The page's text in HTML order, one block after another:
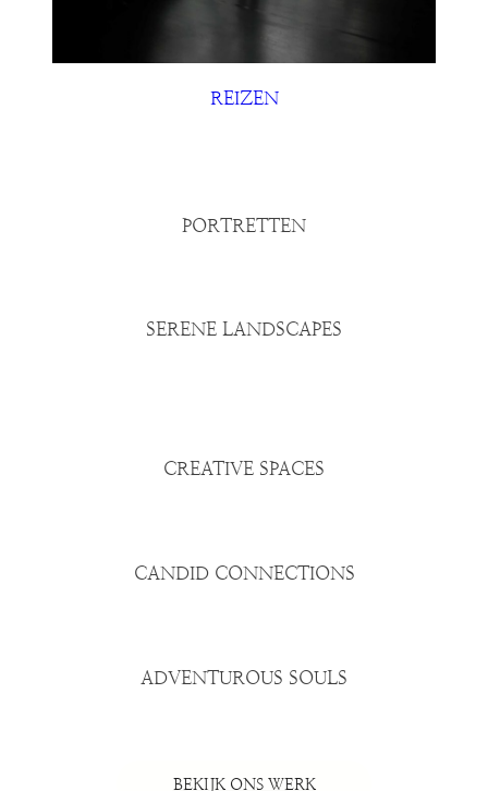
REIZEN
PORTRETTEN
SERENE LANDSCAPES
CREATIVE SPACES
CANDID CONNECTIONS
ADVENTUROUS SOULS
BEKIJK ONS ​​WERK